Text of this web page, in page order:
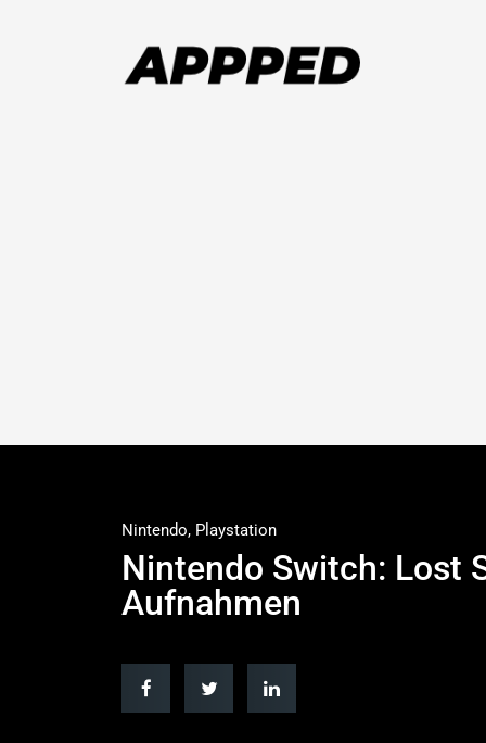
Nintendo, Playstation
Nintendo Switch: Lost
Aufnahmen